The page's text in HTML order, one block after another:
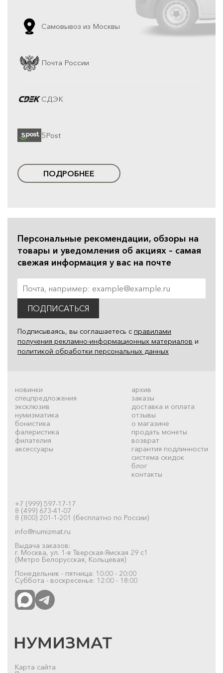
Самовывоз из Москвы
Почта России
СДЭК
5Post
ПОДРОБНЕЕ
Персональные рекомендации, обзоры на
товары и уведомления об акциях – самая
свежая информация у вас на почте
ПОДПИСАТЬСЯ
Подписываясь, вы соглашаетесь с правилами
получения рекламно-информационных материалов и
политикой обработки персональных данных
новинки
спецпредложения
эксклюзив
нумизматика
бонистика
фалеристика
филателия
аксессуары
архив
заказы
доставка и оплата
отзывы
о магазине
продать монеты
возврат
гарантия подлинности
система скидок
блог
контакты
+7 (999) 597-17-17
8 (499) 673-41-07
8 (800) 201-1-201 (бесплатно по России)
info@numizmat.ru
Выдача заказов:
г. Москва, ул. 1-я Тверская-Ямская 29 с1
(Метро Белорусская, Кольцевая)
Понедельник - пятница: 10:00 - 20:00
Суббота - воскресенье: 12:00 - 18:00
Карта сайта